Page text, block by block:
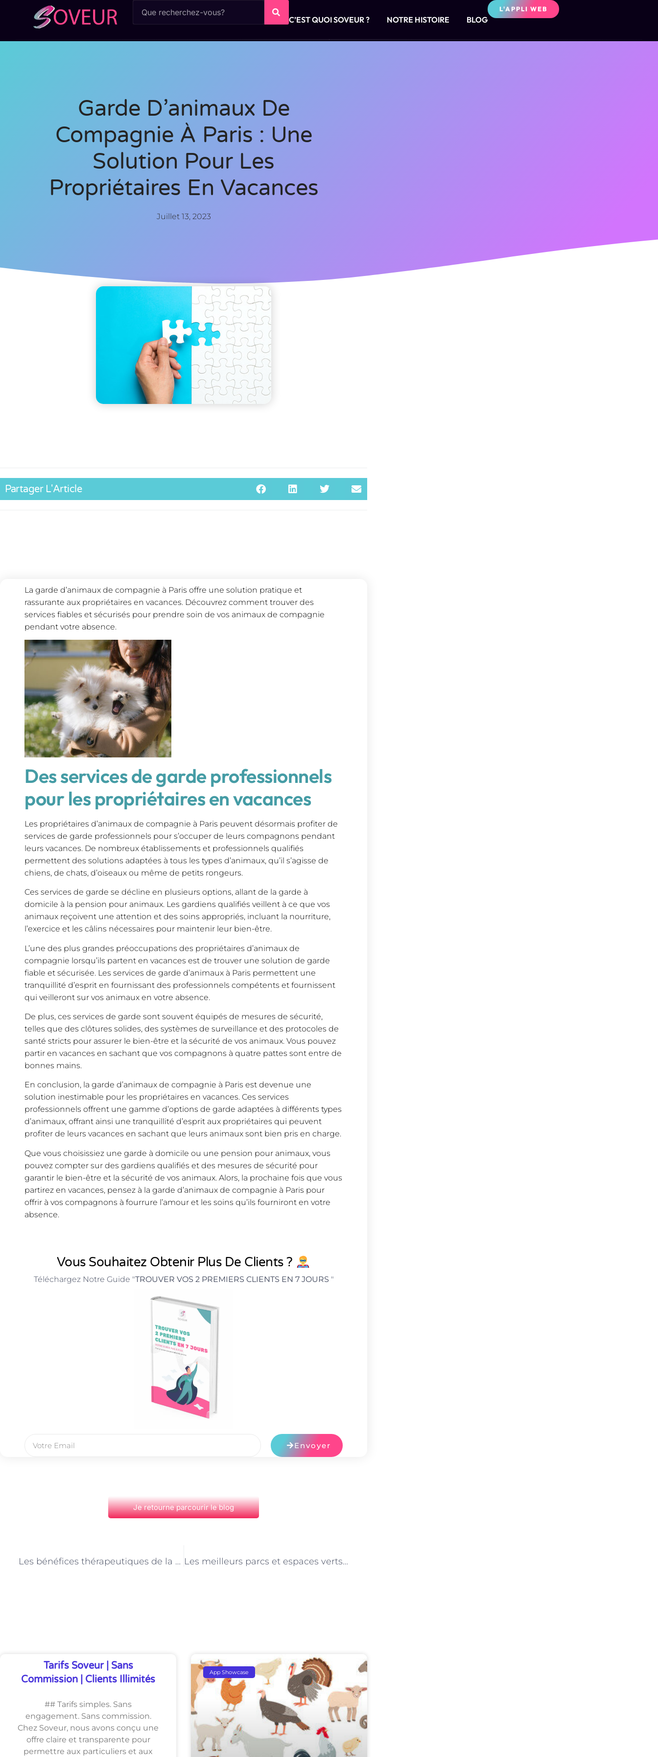
C’EST QUOI SOVEUR ? NOTRE HISTOIRE BLOG
L'APPLI WEB
Garde D’animaux De
Compagnie À Paris : Une
Solution Pour Les
Propriétaires En Vacances
Juillet 13, 2023
Partager L'Article
La garde d’animaux de compagnie à Paris offre une solution pratique et
rassurante aux propriétaires en vacances. Découvrez comment trouver des
services fiables et sécurisés pour prendre soin de vos animaux de compagnie
pendant votre absence.
Des services de garde professionnels
pour les propriétaires en vacances
Les propriétaires d’animaux de compagnie à Paris peuvent désormais profiter de
services de garde professionnels pour s’occuper de leurs compagnons pendant
leurs vacances. De nombreux établissements et professionnels qualifiés
permettent des solutions adaptées à tous les types d’animaux, qu’il s’agisse de
chiens, de chats, d’oiseaux ou même de petits rongeurs.
Ces services de garde se décline en plusieurs options, allant de la garde à
domicile à la pension pour animaux. Les gardiens qualifiés veillent à ce que vos
animaux reçoivent une attention et des soins appropriés, incluant la nourriture,
l’exercice et les câlins nécessaires pour maintenir leur bien-être.
L’une des plus grandes préoccupations des propriétaires d’animaux de
compagnie lorsqu’ils partent en vacances est de trouver une solution de garde
fiable et sécurisée. Les services de garde d’animaux à Paris permettent une
tranquillité d’esprit en fournissant des professionnels compétents et fournissent
qui veilleront sur vos animaux en votre absence.
De plus, ces services de garde sont souvent équipés de mesures de sécurité,
telles que des clôtures solides, des systèmes de surveillance et des protocoles de
santé stricts pour assurer le bien-être et la sécurité de vos animaux. Vous pouvez
partir en vacances en sachant que vos compagnons à quatre pattes sont entre de
bonnes mains.
En conclusion, la garde d’animaux de compagnie à Paris est devenue une
solution inestimable pour les propriétaires en vacances. Ces services
professionnels offrent une gamme d’options de garde adaptées à différents types
d’animaux, offrant ainsi une tranquillité d’esprit aux propriétaires qui peuvent
profiter de leurs vacances en sachant que leurs animaux sont bien pris en charge.
Que vous choisissiez une garde à domicile ou une pension pour animaux, vous
pouvez compter sur des gardiens qualifiés et des mesures de sécurité pour
garantir le bien-être et la sécurité de vos animaux. Alors, la prochaine fois que vous
partirez en vacances, pensez à la garde d’animaux de compagnie à Paris pour
offrir à vos compagnons à fourrure l’amour et les soins qu’ils fourniront en votre
absence.
Vous Souhaitez Obtenir Plus De Clients ?
Téléchargez Notre Guide "TROUVER VOS 2 PREMIERS CLIENTS EN 7 JOURS "
Envoyer
Je retourne parcourir le blog
Les bénéfices thérapeutiques de la garde d’animaux de compagnie à Paris Les meilleurs parcs et espaces verts pour les promenades avec les animaux à Paris
Tarifs Soveur | Sans
Commission | Clients Illimités
## Tarifs simples. Sans
engagement. Sans commission.
Chez Soveur, nous avons conçu une
offre claire et transparente pour
permettre aux particuliers et aux
App Showcase